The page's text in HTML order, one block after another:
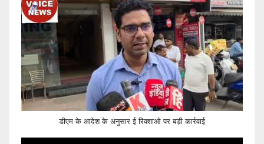
डीएम के आदेश के अनुसार ई रिक्शाओ पर बड़ी कार्रवाई